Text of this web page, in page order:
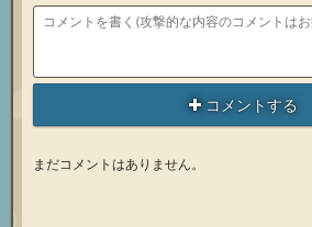
コメントする
まだコメントはありません。